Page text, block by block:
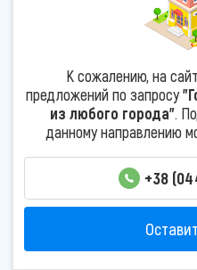
К сожалению, на
предложений по запросу
из любого города".
данному направлению
+38